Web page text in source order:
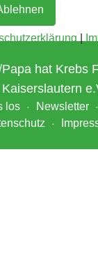
hat Krebs
Kaiserslautern
los Newsletter